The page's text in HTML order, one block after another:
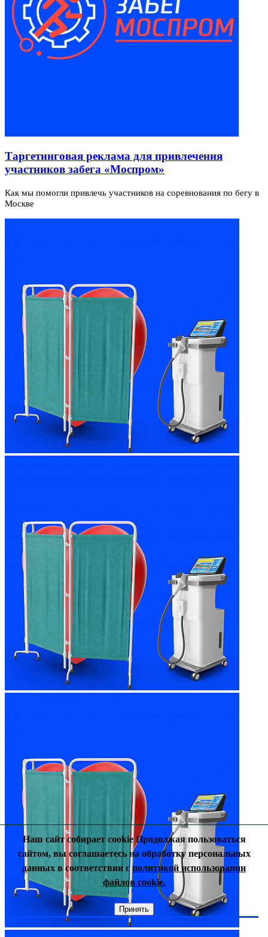
Таргетинговая реклама для привлечения
участников забега «Моспром»
Как мы помогли привлечь участников на соревнования по бегу в
Москве
Наш сайт собирает cookie Продолжая пользоваться
сайтом, вы соглашаетесь на обработку персональных
данных в соответствии сполитикой использовании
файлов cookie.
Принять